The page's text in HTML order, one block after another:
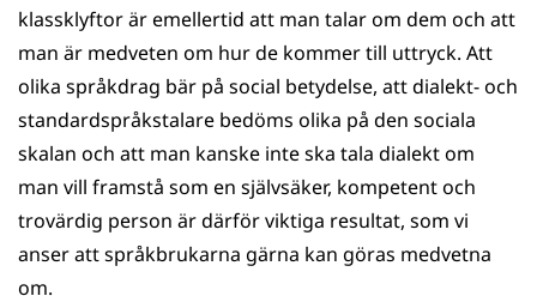
klassklyftor är emellertid att man talar om dem och att
man är medveten om hur de kommer till uttryck. Att
olika språkdrag bär på social betydelse, att dialekt- och
standardspråkstalare bedöms olika på den sociala
skalan och att man kanske inte ska tala dialekt om
man vill framstå som en självsäker, kompetent och
trovärdig person är därför viktiga resultat, som vi
anser att språkbrukarna gärna kan göras medvetna
om.